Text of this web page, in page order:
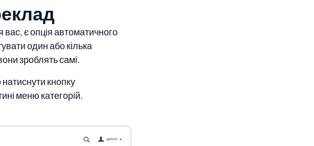
є опція автоматичного
один або кілька
зроблять самі.
кнопку
меню категорій.